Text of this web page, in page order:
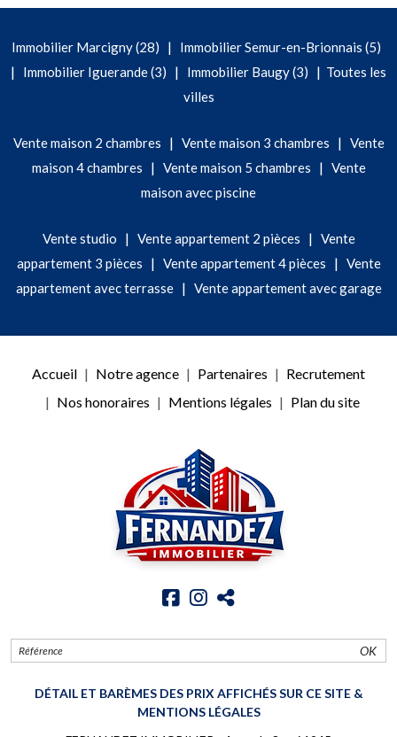
Immobilier Marcigny (28) | Immobilier Semur-en-Brionnais (5)
| Immobilier Iguerande (3) | Immobilier Baugy (3) | Toutes les
villes
Vente maison 2 chambres | Vente maison 3 chambres | Vente
maison 4 chambres
| Vente maison 5 chambres | Vente
maison avec piscine
Vente studio | Vente appartement 2 pièces | Vente
appartement 3 pièces
| Vente appartement 4 pièces | Vente
appartement avec terrasse| Vente appartement avec garage
Accueil Notre agence Partenaires
Recrutement
Nos honoraires
Mentions légales Plan du site
OK
DÉTAIL ET BARÈMES DES PRIX AFFICHÉS SUR CE SITE &
MENTIONS LÉGALES